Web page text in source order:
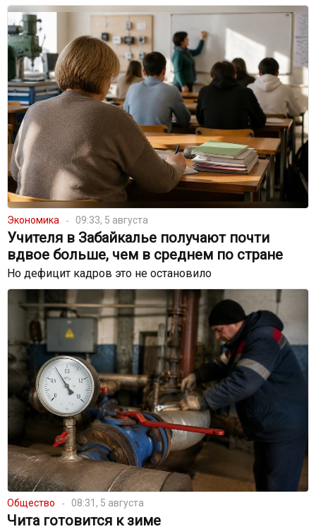
Экономика 09:33, 5 августа
Учителя в Забайкалье получают почти
вдвое больше, чем в среднем по стране
Но дефицит кадров это не остановило
Общество 08:31, 5 августа
Чита готовится к зиме